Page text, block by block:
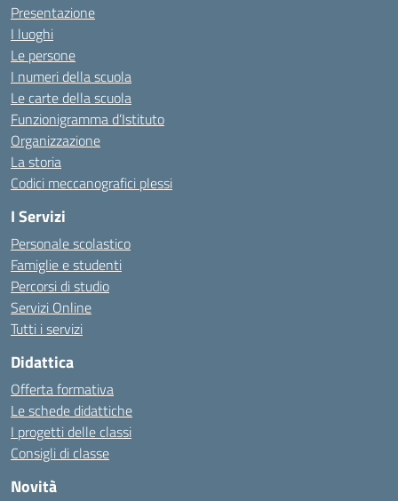
Presentazione
I luoghi
Le persone
I numeri della scuola
Le carte della scuola
Funzionigramma d’Istituto
Organizzazione
La storia
Codici meccanografici plessi
I Servizi
Personale scolastico
Famiglie e studenti
Percorsi di studio
Servizi Online
Tutti i servizi
Didattica
Offerta formativa
Le schede didattiche
I progetti delle classi
Consigli di classe
Novità